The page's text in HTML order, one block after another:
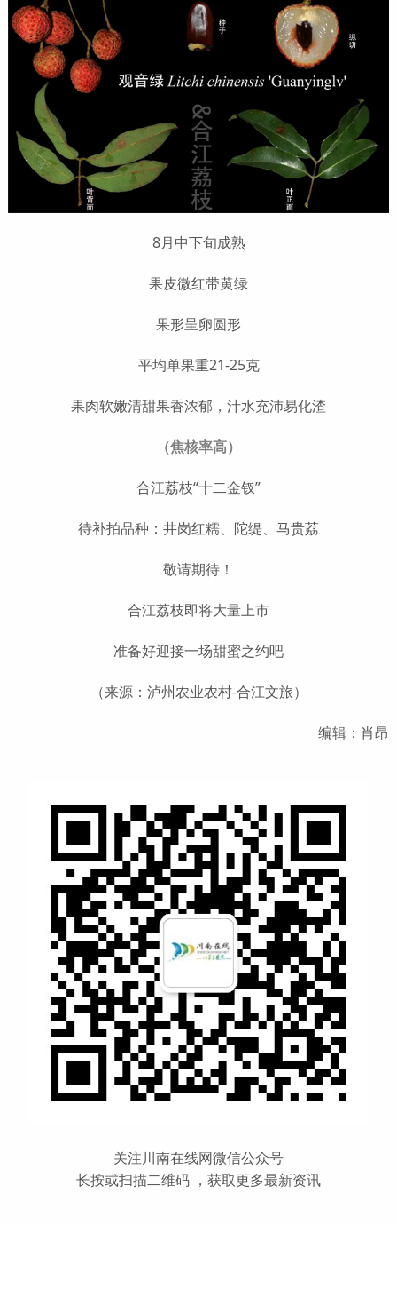
8月中下旬成熟
果皮微红带黄绿
果形呈卵圆形
平均单果重21-25克
果肉软嫩清甜果香浓郁，汁水充沛易化渣
（焦核率高）
合江荔枝“十二金钗”
待补拍品种：井岗红糯、陀缇、马贵荔
敬请期待！
合江荔枝即将大量上市
准备好迎接一场甜蜜之约吧
（来源：泸州农业农村-合江文旅）
编辑：肖昂
关注川南在线网微信公众号
长按或扫描二维码 ，获取更多最新资讯